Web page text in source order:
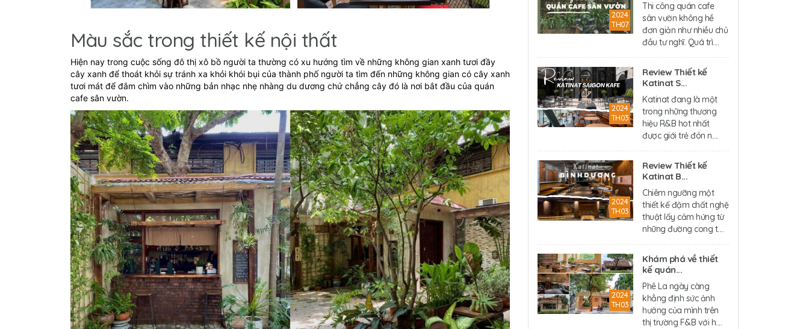
Màu sắc trong thiết kế nội thất
Hiện nay trong cuộc sống đô thị xô bồ người ta thường có xu hướng tìm về những không gian xanh tươi đầy
cây xanh để thoát khỏi sự tránh xa khỏi khói bụi của thành phố người ta tìm đến những không gian có cây xanh
tươi mát để đắm chìm vào những bản nhạc nhẹ nhàng du dương chứ chẳng cây đó là nơi bắt đầu của quán
cafe sân vườn.
2024
TH07
Thi công quán cafe
sân vườn không hề
đơn giản như nhiều chủ
đầu tư nghĩ. Quá trì....
2024
TH03
Review Thiết kế
Katinat S...
Katinat đang là một
trong những thương
hiệu R&B hot nhất
được giới trẻ đón n....
2024
TH03
Review Thiết kế
Katinat B...
Chiêm ngưỡng một
thiết kế đậm chất nghệ
thuật lấy cảm hứng từ
những đường cong t....
2024
TH03
Khám phá về thiết
kế quán...
Phê La ngày càng
khẳng định sức ảnh
hưởng của mình trên
thị trường F&B với h....